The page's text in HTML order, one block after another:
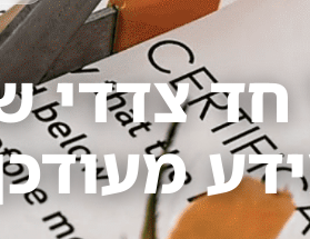
חד צדדי
מעודכן